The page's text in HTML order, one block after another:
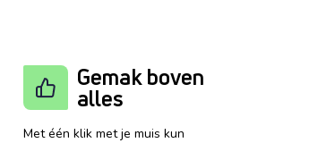
Gemak boven
alles
Met één klik met je muis kun